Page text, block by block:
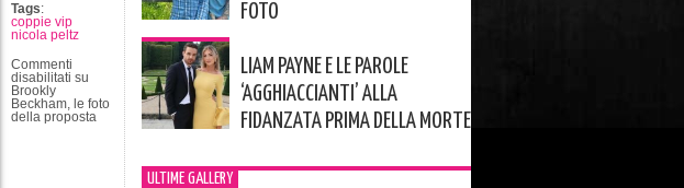
Tags:
coppie vip
nicola peltz
Commenti
disabilitati su
Brookly
Beckham, le foto
della proposta
FOTO
LIAM PAYNE E LE PAROLE
‘AGGHIACCIANTI’ ALLA
FIDANZATA PRIMA DELLA MORTE
ULTIME GALLERY